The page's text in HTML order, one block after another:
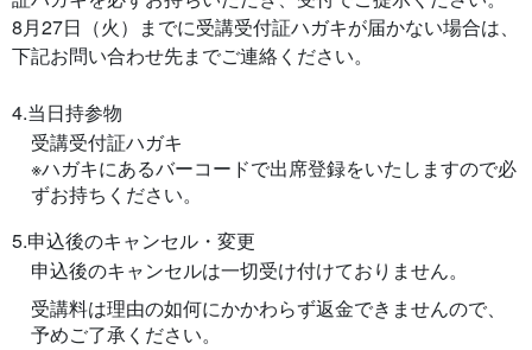
8月27日（火）までに受講受付証ハガキが届かない場合は、
下記お問い合わせ先までご連絡ください。
4.当日持参物
受講受付証ハガキ
※ハガキにあるバーコードで出席登録をいたしますので必
ずお持ちください。
5.申込後のキャンセル・変更
申込後のキャンセルは一切受け付けておりません。
受講料は理由の如何にかかわらず返金できませんので、
予めご了承ください。